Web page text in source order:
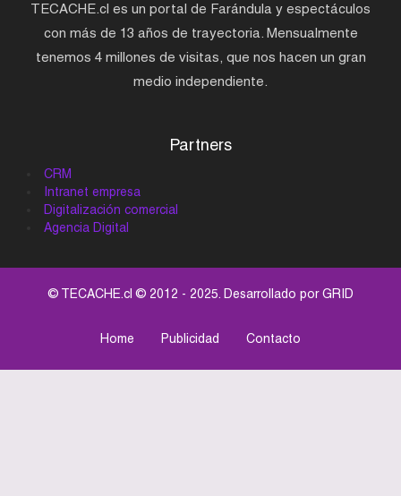
TECACHE.cl es un portal de Farándula y espectáculos
con más de 13 años de trayectoria. Mensualmente
tenemos 4 millones de visitas, que nos hacen un gran
medio independiente.
Partners
CRM
Intranet empresa
Digitalización comercial
Agencia Digital
© TECACHE.cl © 2012 - 2025. Desarrollado porGRID
Home Publicidad Contacto